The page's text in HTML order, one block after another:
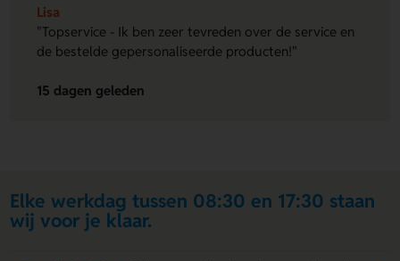
Lisa
"Topservice - Ik ben zeer tevreden over de service en
de bestelde gepersonaliseerde producten!"
15 dagen geleden
Elke werkdag tussen 08:30 en 17:30 staan
wij voor je klaar.